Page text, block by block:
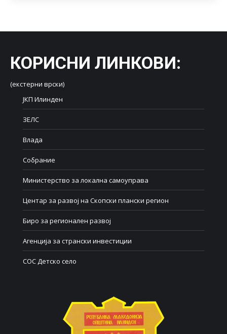
КОРИСНИ ЛИНКОВИ:
(екстерни врски)
ЈКП Илинден
ЗЕЛС
Влада
Собрание
Министерство за локална самоуправа
Центар за развој на Скопски плански регион
Биро за регионален развој
Агенција за странски инвестиции
СОС Детско село